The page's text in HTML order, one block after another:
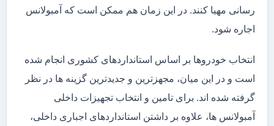
رسانی مهیا کنند. در این زمان هم ممکن است که آمبولانس
اجاره شود.
انتخاب خودروها بر اساس استانداردهای کشوری انجام شده
است و در این میان، مجهزترین و جدیدترین گزینه ها در نظر
گرفته شده اند. برای تامین و انتخاب تجهیزات داخلی
آمبولانس ها، علاوه بر داشتن استانداردهای اجباری داخلی،